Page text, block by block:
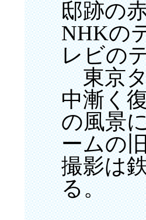
邸跡の
NHKの
レビの
東京タ
中漸く
の風景
ームの
撮影は
る。